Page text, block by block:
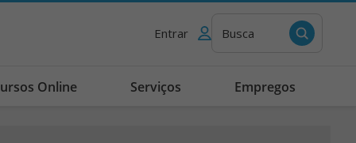
Entrar Busca
Online Serviços Empregos